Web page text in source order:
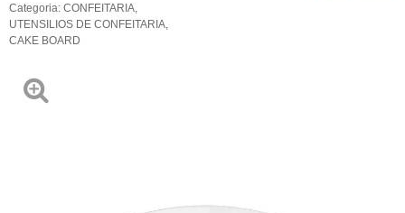
Categoria: CONFEITARIA
UTENSILIOS DE CONFEITARIA
CAKE BOARD